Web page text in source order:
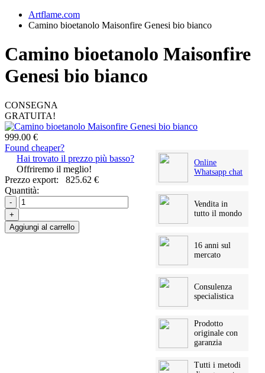
Artflame.com
Camino bioetanolo Maisonfire Genesi bio bianco
Camino bioetanolo Maisonfire
Genesi bio bianco
CONSEGNA
GRATUITA!
999.00 €
Found cheaper?
Hai trovato il prezzo più basso?
Offriremo il meglio!
Prezzo export:
825.62 €
Quantità:
-
+
Aggiungi al carrello
Online
Whatsapp chat
Vendita in
tutto il mondo
16 anni sul
mercato
Consulenza
specialistica
Prodotto
originale con
garanzia
Tutti i metodi